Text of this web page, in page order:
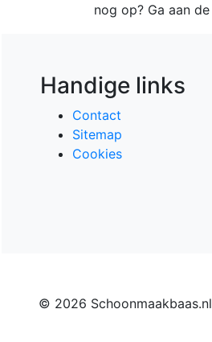
nog op? Ga aan
Handige links
Contact
Sitemap
Cookies
© 2026